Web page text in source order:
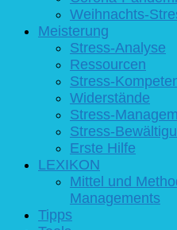
Weihnachts-
Meisterung
Stress-Analyse
Ressourcen
Stress-
Widerstände
Stress-
Stress-
Erste Hilfe
LEXIKON
Mittel und
Managements
Tipps